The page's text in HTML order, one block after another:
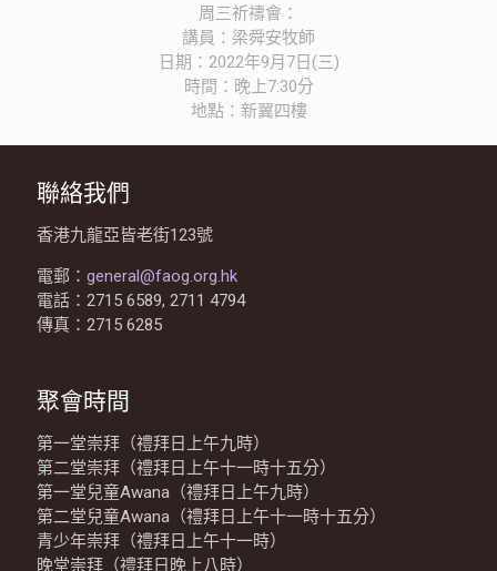
周三祈禱會：
講員：梁舜安牧師
日期：2022年9月7日(三)
時間：晚上7:30分
地點：新翼四樓
聯絡我們
香港九龍亞皆老街123號
電郵： general@faog.org.hk
電話：2715 6589, 2711 4794
傳真：2715 6285
聚會時間
第一堂崇拜（禮拜日上午九時）
第二堂崇拜（禮拜日上午十一時十五分）
第一堂兒童Awana（禮拜日上午九時）
第二堂兒童Awana（禮拜日上午十一時十五分）
青少年崇拜（禮拜日上午十一時）
晚堂崇拜（禮拜日晚上八時）